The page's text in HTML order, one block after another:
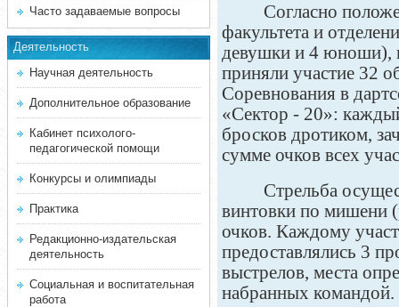
Часто задаваемые вопросы
Деятельность
Научная деятельность
Дополнительное образование
Кабинет психолого-
педагогической помощи
Конкурсы и олимпиады
Практика
Редакционно-издательская
деятельность
Социальная и воспитательная
работа
Согласно
факультета и
девушки и 4 юноши),
приняли участие 32
Соревнования в
«Сектор - 20»:
бросков дротиком,
сумме очков всех
Стрельба
винтовки по мишени
очков. Каждому
предоставлялись 3
выстрелов, места
набранных командой.